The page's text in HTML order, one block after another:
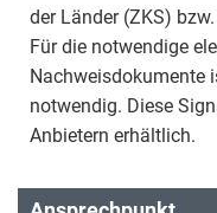
der Länder (ZKS)
Für die notwendige
Nachweisdokumente
notwendig. Diese
Anbietern erhältlich.